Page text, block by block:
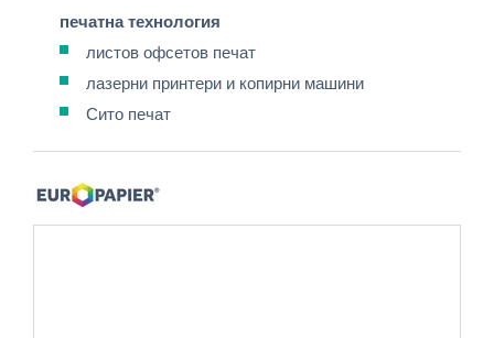
печатна технология
листов офсетов печат
лазерни принтери и копирни машини
Сито печат